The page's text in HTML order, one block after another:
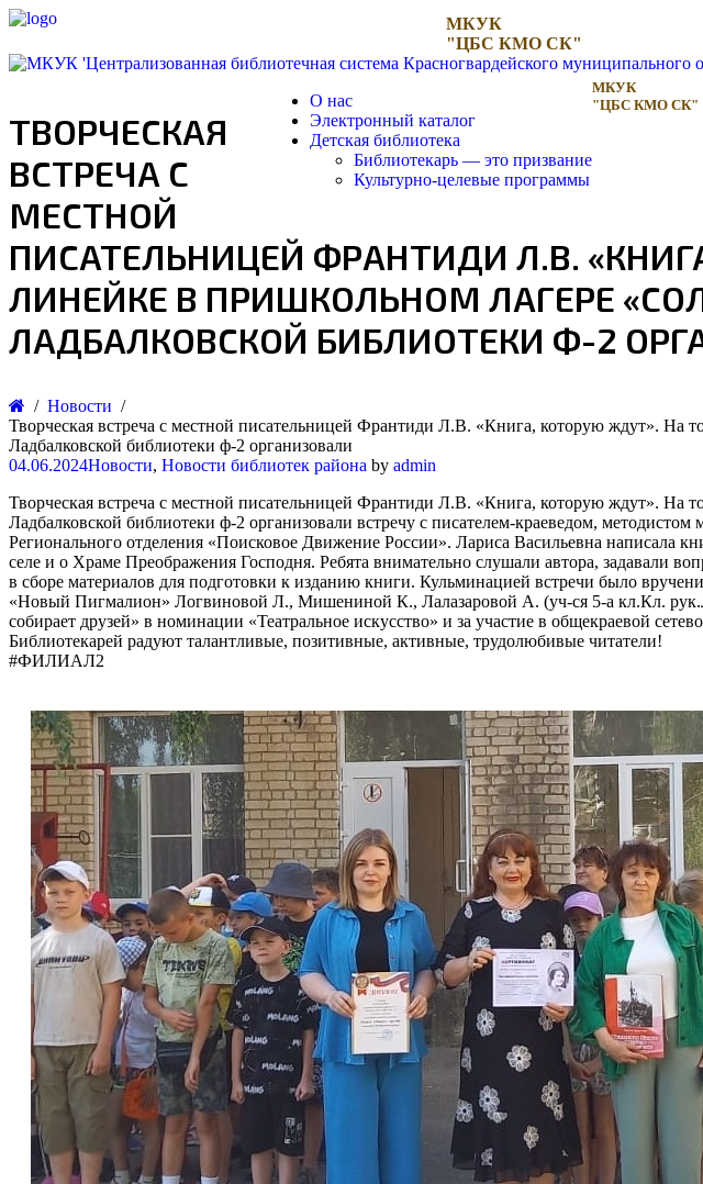
МКУК
"ЦБС КМО СК"
МКУК
"ЦБС КМО СК"
О нас
Электронный каталог
Детская библиотека
Библиотекарь — это призвание
Культурно-целевые программы
ТВОРЧЕСКАЯ
ВСТРЕЧА С
МЕСТНОЙ
ПИСАТЕЛЬНИЦЕЙ ФРАНТИДИ Л.В.
ЛИНЕЙКЕ В ПРИШКОЛЬНОМ ЛАГЕРЕ
ЛАДБАЛКОВСКОЙ БИБЛИОТЕКИ Ф-2
Новости
Творческая встреча с местной писательницей Франтиди Л.В. «Книга, которую ждут».
Ладбалковской библиотеки ф-2 организовали
04.06.2024Новости, Новости библиотек района by admin
Творческая встреча с местной писательницей Франтиди Л.В. «Книга, которую ждут».
Ладбалковской библиотеки ф-2 организовали встречу с писателем-краеведом,
Регионального отделения «Поисковое Движение России». Лариса Васильевна написала
селе и о Храме Преображения Господня. Ребята внимательно слушали автора, задавали
в сборе материалов для подготовки к изданию книги. Кульминацией встречи было
«Новый Пигмалион» Логвиновой Л., Мишениной К., Лалазаровой А. (уч-ся 5-а кл.Кл.
собирает друзей» в номинации «Театральное искусство» и за участие в общекраевой
Библиотекарей радуют талантливые, позитивные, активные, трудолюбивые читатели!
#ФИЛИАЛ2